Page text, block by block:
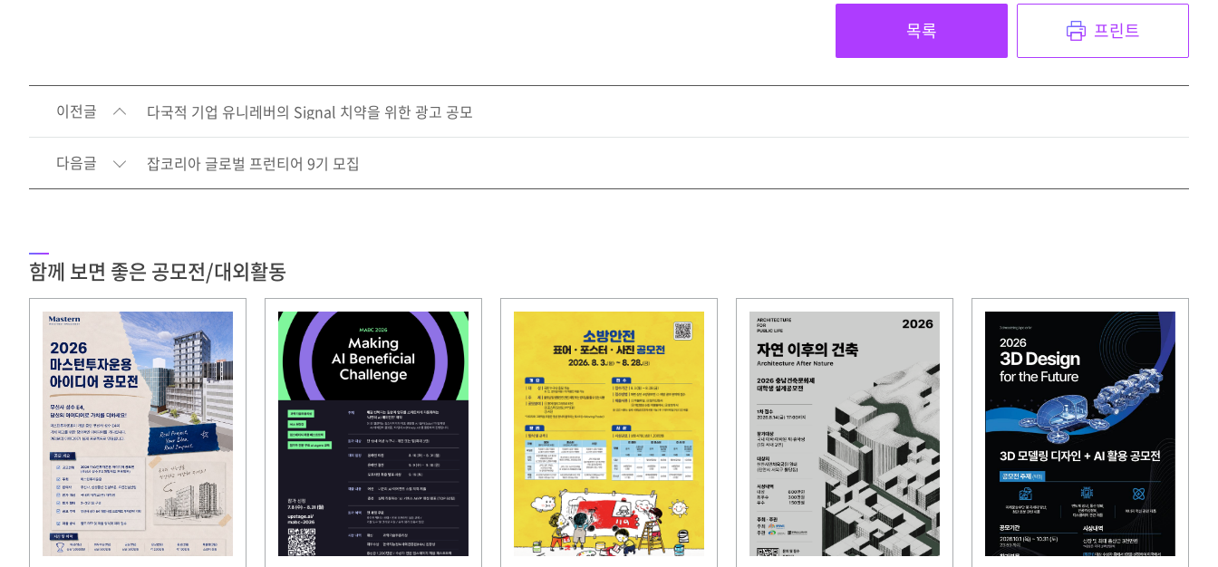
목록 프린트
이전글 다국적 기업 유니레버의 Signal 치약을 위한 광고 공모
다음글 잡코리아 글로벌 프런티어 9기 모집
함께 보면 좋은 공모전/대외활동